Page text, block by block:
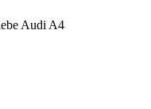
Audi A4